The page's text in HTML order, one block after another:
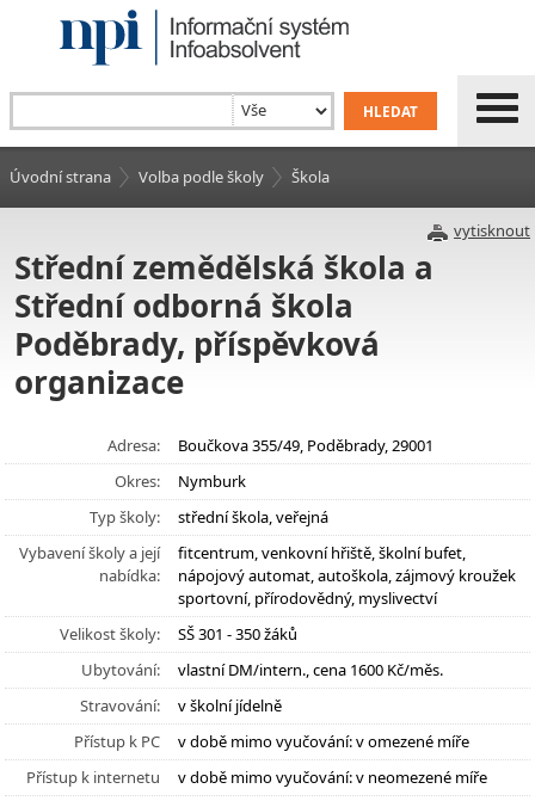
Úvodní strana Volba podle školy Škola
vytisknout
Střední zemědělská škola a
Střední odborná škola
Poděbrady, příspěvková
organizace
Adresa:
Boučkova 355/49, Poděbrady, 29001
Okres:
Nymburk
Typ školy:
střední škola, veřejná
Vybavení školy a její
nabídka:
fitcentrum, venkovní hřiště, školní bufet,
nápojový automat, autoškola, zájmový kroužek
sportovní, přírodovědný, myslivectví
Velikost školy:
SŠ 301 - 350 žáků
Ubytování:
vlastní DM/intern., cena 1600 Kč/měs.
Stravování:
v školní jídelně
Přístup k PC
v době mimo vyučování: v omezené míře
Přístup k internetu
v době mimo vyučování: v neomezené míře